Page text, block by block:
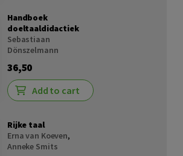
Handboek
doeltaaldidactiek
Sebastiaan
Dönszelmann
36,50
Add to cart
Rijke taal
Erna van Koeven,
Anneke Smits